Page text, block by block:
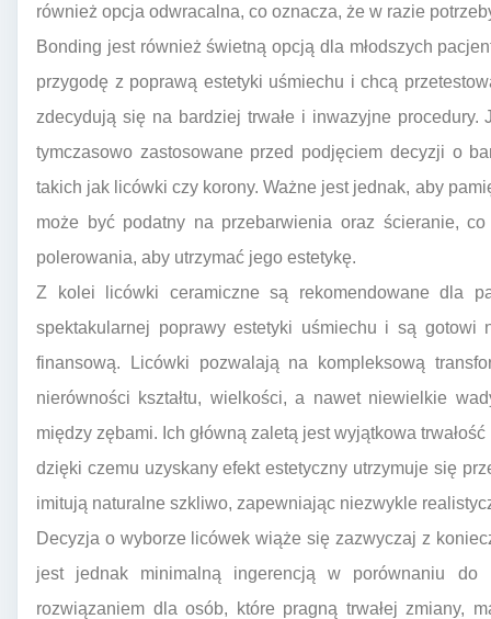
również opcja odwracalna, co oznacza, że w razie
Bonding jest również świetną opcją dla młodszych
przygodę z poprawą estetyki uśmiechu i chcą
zdecydują się na bardziej trwałe i inwazyjne
tymczasowo zastosowane przed podjęciem decyzji o
takich jak licówki czy korony. Ważne jest jednak, aby
może być podatny na przebarwienia oraz ścieranie,
polerowania, aby utrzymać jego estetykę.
Z kolei licówki ceramiczne są rekomendowane dla
spektakularnej poprawy estetyki uśmiechu i są gotowi
finansową. Licówki pozwalają na kompleksową
nierówności kształtu, wielkości, a nawet niewielkie
między zębami. Ich główną zaletą jest wyjątkowa
dzięki czemu uzyskany efekt estetyczny utrzymuje się
imitują naturalne szkliwo, zapewniając niezwykle
Decyzja o wyborze licówek wiąże się zazwyczaj z
jest jednak minimalną ingerencją w porównaniu do
rozwiązaniem dla osób, które pragną trwałej zmiany,